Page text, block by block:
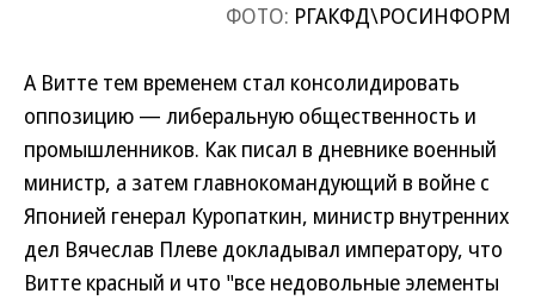
ФОТО: РГАКФД\РОСИНФОРМ
А Витте тем временем стал консолидировать
оппозицию — либеральную общественность и
промышленников. Как писал в дневнике военный
министр, а затем главнокомандующий в войне с
Японией генерал Куропаткин, министр внутренних
дел Вячеслав Плеве докладывал императору, что
Витте красный и что "все недовольные элементы